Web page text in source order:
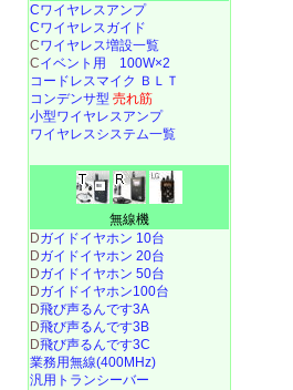
Cワイヤレスアンプ
Cワイヤレスガイド
Cワイヤレス増設一覧
Cイベント用 100W×2
コードレスマイク ＢＬＴ
コンデンサ型 売れ筋
小型ワイヤレスアンプ
ワイヤレスシステム一覧
無線機
Dガイドイヤホン 10台
Dガイドイヤホン 20台
Dガイドイヤホン 50台
Dガイドイヤホン100台
D飛び声るんです3A
D飛び声るんです3B
D飛び声るんです3C
業務用無線(400MHz)
汎用トランシーバー